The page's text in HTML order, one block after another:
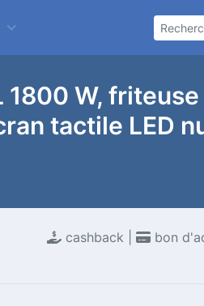
W,
tactile LED
cashback | bon